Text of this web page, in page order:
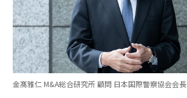
金髙雅仁 M&A総合研究所 顧問 日本国際警察協会会長